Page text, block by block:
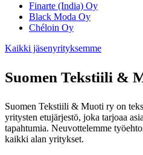
Finarte (India) Oy
Black Moda Oy
Chéloin Oy
Kaikki jäsenyrityksemme
Suomen Tekstiili &
Suomen Tekstiili & Muoti ry on
yritysten etujärjestö, joka tarjoaa
tapahtumia. Neuvottelemme
kaikki alan yritykset.